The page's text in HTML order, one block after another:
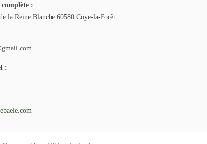
complète :
la Reine Blanche 60580 Coye-la-Forêt
: